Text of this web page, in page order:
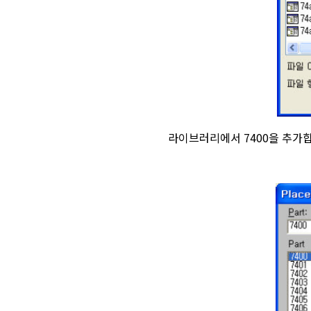
라이브러리에서 7400을 추가